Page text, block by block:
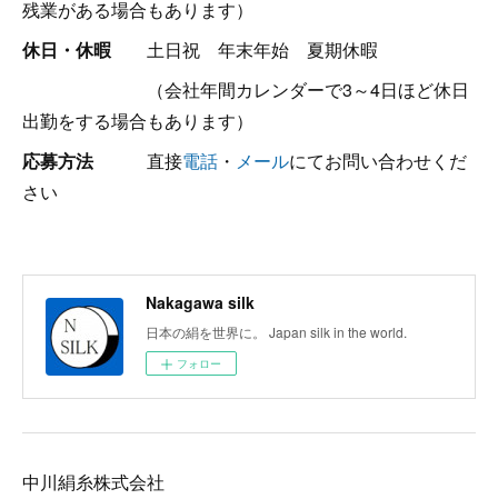
残業がある場合もあります）
休日・休暇 土日祝 年末年始 夏期休暇
（会社年間カレンダーで3～4日ほど休日
出勤をする場合もあります）
応募方法 直接電話 ・ メールにてお問い合わせくだ
さい
Nakagawa silk
日本の絹を世界に。 Japan silk in the world.
フォロー
中川絹糸株式会社